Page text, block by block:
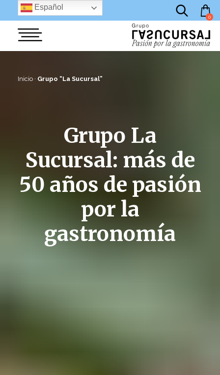
contenido
0
Inicio · Grupo “La Sucursal”
Grupo La
Sucursal: más de
50 años de pasión
por la
gastronomía
Español